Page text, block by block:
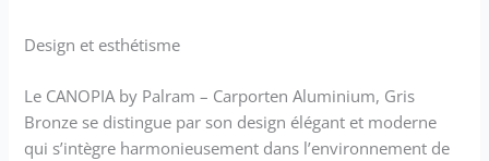
Design et esthétisme
Le CANOPIA by Palram – Carporten Aluminium, Gris
Bronze se distingue par son design élégant et moderne
qui s’intègre harmonieusement dans l’environnement de